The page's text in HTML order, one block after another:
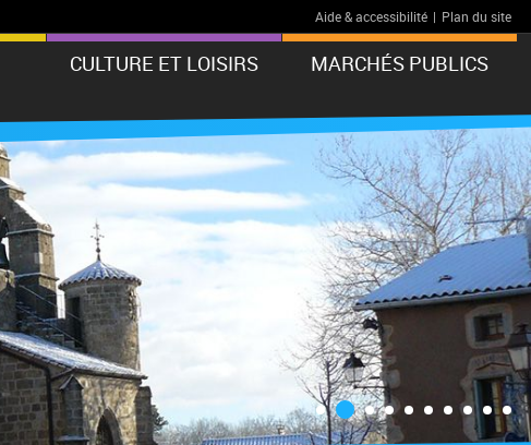
Aide & accessibilité | Plan du site
CULTURE ET LOISIRS MARCHÉS PUBLICS